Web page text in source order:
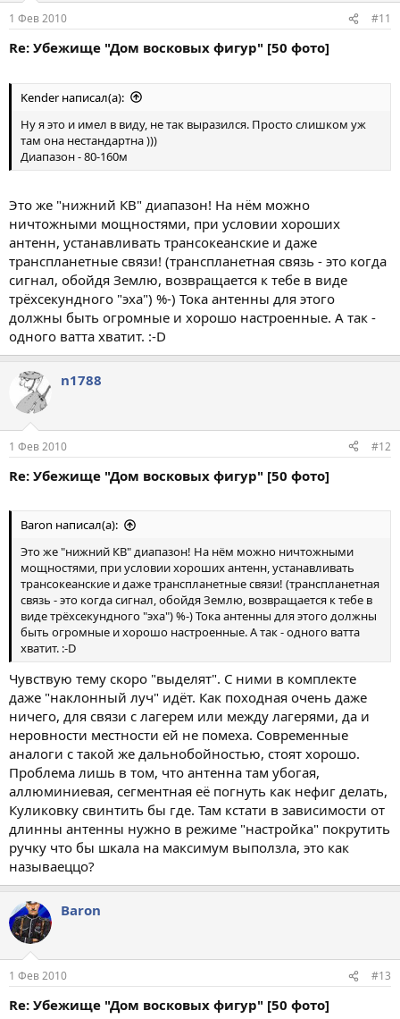
1 Фев 2010 #11
Re: Убежище "Дом восковых фигур" [50 фото]
Kender написал(а):
Ну я это и имел в виду, не так выразился. Просто слишком уж
там она нестандартна )))
Диапазон - 80-160м
Это же "нижний КВ" диапазон! На нём можно
ничтожными мощностями, при условии хороших
антенн, устанавливать трансокеанские и даже
транспланетные связи! (транспланетная связь - это когда
сигнал, обойдя Землю, возвращается к тебе в виде
трёхсекундного "эха") %-) Тока антенны для этого
должны быть огромные и хорошо настроенные. А так -
одного ватта хватит. :-D
n1788
1 Фев 2010 #12
Re: Убежище "Дом восковых фигур" [50 фото]
Baron написал(а):
Это же "нижний КВ" диапазон! На нём можно ничтожными
мощностями, при условии хороших антенн, устанавливать
трансокеанские и даже транспланетные связи! (транспланетная
связь - это когда сигнал, обойдя Землю, возвращается к тебе в
виде трёхсекундного "эха") %-) Тока антенны для этого должны
быть огромные и хорошо настроенные. А так - одного ватта
хватит. :-D
Чувствую тему скоро "выделят". С ними в комплекте
даже "наклонный луч" идёт. Как походная очень даже
ничего, для связи с лагерем или между лагерями, да и
неровности местности ей не помеха. Современные
аналоги с такой же дальнобойностью, стоят хорошо.
Проблема лишь в том, что антенна там убогая,
аллюминиевая, сегментная её погнуть как нефиг делать,
Куликовку свинтить бы где. Там кстати в зависимости от
длинны антенны нужно в режиме "настройка" покрутить
ручку что бы шкала на максимум выползла, это как
называеццо?
Baron
1 Фев 2010 #13
Re: Убежище "Дом восковых фигур" [50 фото]